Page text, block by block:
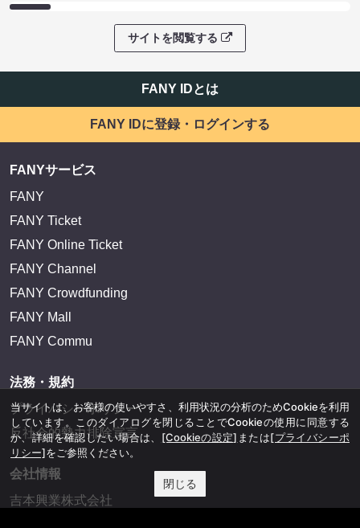
サイトを閲覧する
FANY IDとは
FANY IDに登録・ログインする
FANYサービス
FANY
FANY Ticket
FANY Online Ticket
FANY Channel
FANY Crowdfunding
FANY Mall
FANY Commu
法務・規約
プライバシーポリシー
反社会的勢力排除宣言
会社情報
吉本興業株式会社
当サイトは、お客様の使いやすさ、利用状況の分析のためCookieを利用
しています。このダイアログを閉じることでCookieの使用に同意する
か、詳細を確認したい場合は、 [Cookieの設定] または[プライバシーポ
リシー]をご参照ください。
閉じる